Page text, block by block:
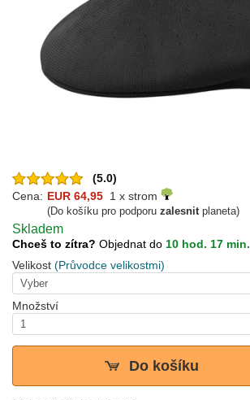
(5.0)
Cena: EUR 64,95 1 x strom
(Do košíku pro podporu zalesnitplaneta)
Skladem
Chceš to zítra? Objednat do 10 hod. 17 min.
Velikost (Průvodce velikostmi)
Množství
Do košíku